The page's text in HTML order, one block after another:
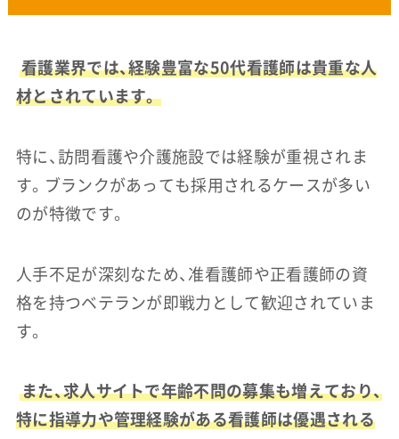
看護業界では、経験豊富な50代看護師は貴重な人
材とされています。
特に、訪問看護や介護施設では経験が重視されま
す。ブランクがあっても採用されるケースが多い
のが特徴です。
人手不足が深刻なため、准看護師や正看護師の資
格を持つベテランが即戦力として歓迎されていま
す。
また、求人サイトで年齢不問の募集も増えており、
特に指導力や管理経験がある看護師は優遇される